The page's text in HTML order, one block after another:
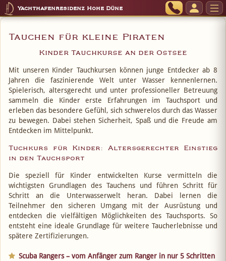
Yachthafenresidenz Hohe Düne
Tauchen für kleine Piraten
Kinder Tauchkurse an der Ostsee
Mit unseren Kinder Tauchkursen können junge Entdecker ab 8
Jahren die faszinierende Welt unter Wasser kennenlernen.
Spielerisch, altersgerecht und unter professioneller Betreuung
sammeln die Kinder erste Erfahrungen im Tauchsport und
erleben das besondere Gefühl, sich schwerelos durch das Wasser
zu bewegen. Dabei stehen Sicherheit, Spaß und die Freude am
Entdecken im Mittelpunkt.
Tuchkurs für Kinder: Altersgerechter Einstieg
in den Tauchsport
Die speziell für Kinder entwickelten Kurse vermitteln die
wichtigsten Grundlagen des Tauchens und führen Schritt für
Schritt an die Unterwasserwelt heran. Dabei lernen die
Teilnehmer den sicheren Umgang mit der Ausrüstung und
entdecken die vielfältigen Möglichkeiten des Tauchsports. So
entsteht eine ideale Grundlage für weitere Taucherlebnisse und
spätere Zertifizierungen.
Scuba Rangers – vom Anfänger zum Ranger in nur 5 Schritten